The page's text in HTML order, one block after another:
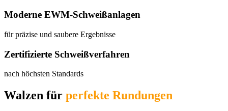
Moderne EWM-Schweißanlagen​
für präzise und saubere Ergebnisse
Zertifizierte Schweißverfahren​
nach höchsten Standards
Walzen für perfekte Rundungen